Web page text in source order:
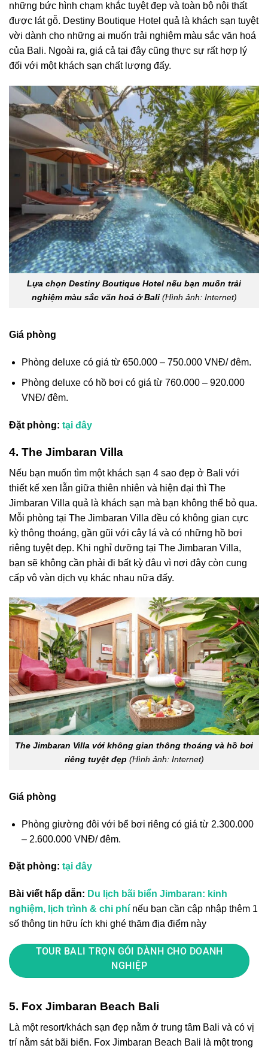
những bức hình chạm khắc tuyệt đẹp và toàn bộ nội thất
được lát gỗ. Destiny Boutique Hotel quả là khách sạn tuyệt
vời dành cho những ai muốn trải nghiệm màu sắc văn hoá
của Bali. Ngoài ra, giá cả tại đây cũng thực sự rất hợp lý
đối với một khách sạn chất lượng đấy.
Lựa chọn Destiny Boutique Hotel nếu bạn muốn trải
nghiệm màu sắc văn hoá ở Bali(Hình ảnh: Internet)
Giá phòng
Phòng deluxe có giá từ 650.000 – 750.000 VNĐ/ đêm.
Phòng deluxe có hồ bơi có giá từ 760.000 – 920.000
VNĐ/ đêm.
Đặt phòng: tại đây
4. The Jimbaran Villa
Nếu bạn muốn tìm mộtkhách sạn 4 sao đẹp ở Bali với
thiết kế xen lẫn giữa thiên nhiên và hiện đại thì The
Jimbaran Villa quả là khách sạn mà bạn không thể bỏ qua.
Mỗi phòng tại The Jimbaran Villa đều có không gian cực
kỳ thông thoáng, gần gũi với cây lá và có những hồ bơi
riêng tuyệt đẹp. Khi nghỉ dưỡng tại The Jimbaran Villa,
bạn sẽ không cần phải đi bất kỳ đâu vì nơi đây còn cung
cấp vô vàn dịch vụ khác nhau nữa đấy.
The Jimbaran Villa với không gian thông thoáng và hồ bơi
riêng tuyệt đẹp (Hình ảnh: Internet)
Giá phòng
Phòng giường đôi với bể bơi riêng có giá từ 2.300.000
– 2.600.000 VNĐ/ đêm.
Đặt phòng: tại đây
Bài viết hấp dẫn: Du lịch bãi biển Jimbaran: kinh
nghiệm, lịch trình & chi phí nếu bạn cần cập nhập thêm 1
số thông tin hữu ích khi ghé thăm địa điểm này
TOUR BALI TRỌN GÓI DÀNH CHO DOANH
NGHIỆP
5. Fox Jimbaran Beach Bali
Là một resort/khách sạn đẹp nằm ở trung tâm Bali và có vị
trí nằm sát bãi biển. Fox Jimbaran Beach Bali là một trong